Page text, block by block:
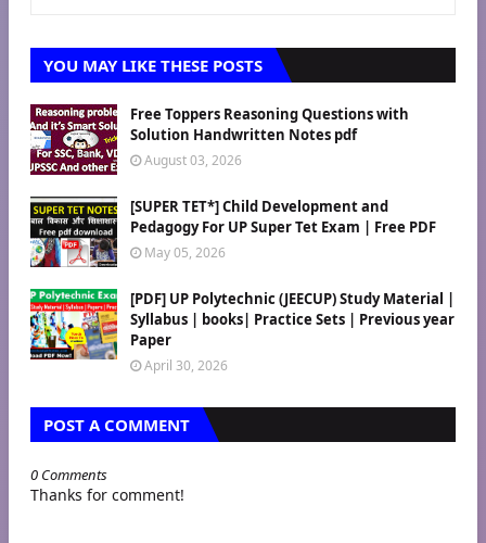
YOU MAY LIKE THESE POSTS
Free Toppers Reasoning Questions with
Solution Handwritten Notes pdf
August 03, 2026
[SUPER TET*] Child Development and
Pedagogy For UP Super Tet Exam | Free PDF
May 05, 2026
[PDF] UP Polytechnic (JEECUP) Study Material |
Syllabus | books| Practice Sets | Previous year
Paper
April 30, 2026
POST A COMMENT
0 Comments
Thanks for comment!